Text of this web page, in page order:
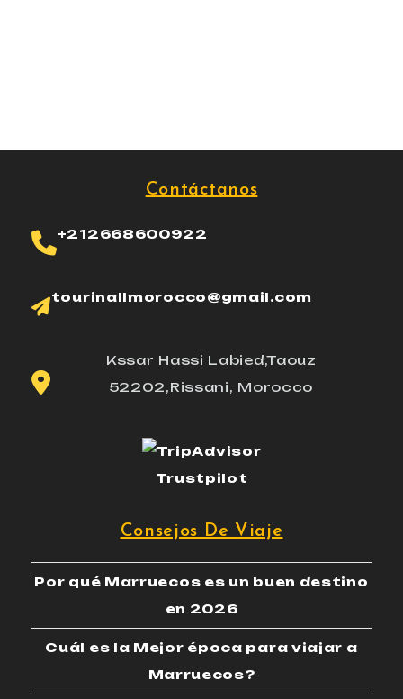
Contáctanos
+212668600922
tourinallmorocco@gmail.com
Kssar Hassi Labied,Taouz
52202,Rissani, Morocco
Trustpilot
Consejos De Viaje
Por qué Marruecos es un buen destino
en 2026
Cuál es la Mejor época para viajar a
Marruecos?